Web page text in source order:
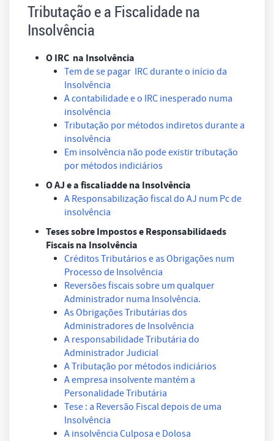
Tributação e a Fiscalidade na
Insolvência
O IRC na Insolvência
Tem de se pagar IRC durante o início da
Insolvência
A contabilidade e o IRC inesperado numa
insolvência
Tributação por métodos indiretos durante a
insolvência
Em insolvência não pode existir tributação
por métodos indiciários
O AJ e a fiscaliadde na Insolvência
A Responsabilização fiscal do AJ num Pc de
insolvência
Teses sobre Impostos e Responsabilidaeds
Fiscais na Insolvência
Créditos Tributários e as Obrigações num
Processo de Insolvência
Reversões fiscais sobre um qualquer
Administrador numa Insolvência.
As Obrigações Tributárias dos
Administradores de Insolvência
A responsabilidade Tributária do
Administrador Judicial
A Tributação por métodos indiciários
A empresa insolvente mantém a
Personalidade Tributária
Tese : a Reversão Fiscal depois de uma
Insolvência
A insolvência Culposa e Dolosa